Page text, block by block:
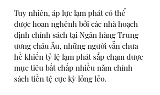
Tuy nhiên, áp lực lạm phát có thể
được hoan nghênh bởi các nhà hoạch
định chính sách tại Ngân hàng Trung
ương châu Âu, những người vẫn chưa
hề khiến tỷ lệ lạm phát sắp chạm được
mục tiêu bất chấp nhiều năm chính
sách tiền tệ cực kỳ lỏng lẻo.